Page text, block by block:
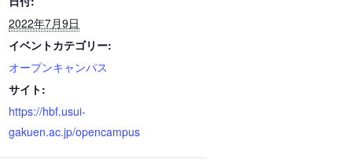
2022年7月9日
イベントカテゴリー:
オープンキャンパス
サイト:
https://hbf.usui-
gakuen.ac.jp/opencampus